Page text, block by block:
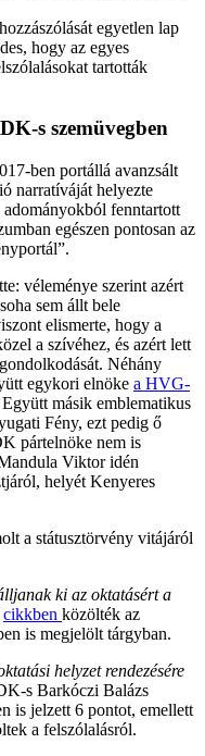
egyetlen lap
hogy az egyes
tartották
s szemüvegben
ben portállá avanzsált
narratíváját helyezte
fenntartott
egészen pontosan az
véleménye szerint azért
sem állt bele
elismerte, hogy a
a szívéhez, és azért lett
Néhány
egykori elnöke a HVG-
másik emblematikus
Fény, ezt pedig ő
pártelnöke nem is
Viktor idén
helyét Kenyeres
a státusztörvény vitájáról
ki az oktatásért a
cikkben közölték az
is megjelölt tárgyban.
helyzet rendezésére
s Barkóczi Balázs
is jelzett 6 pontot, emellett
a felszólalásról.